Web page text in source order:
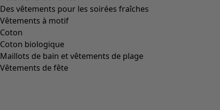
Des vêtements pour les soirées fraîches
Vêtements à motif
Coton
Coton biologique
Maillots de bain et vêtements de plage
Vêtements de fête